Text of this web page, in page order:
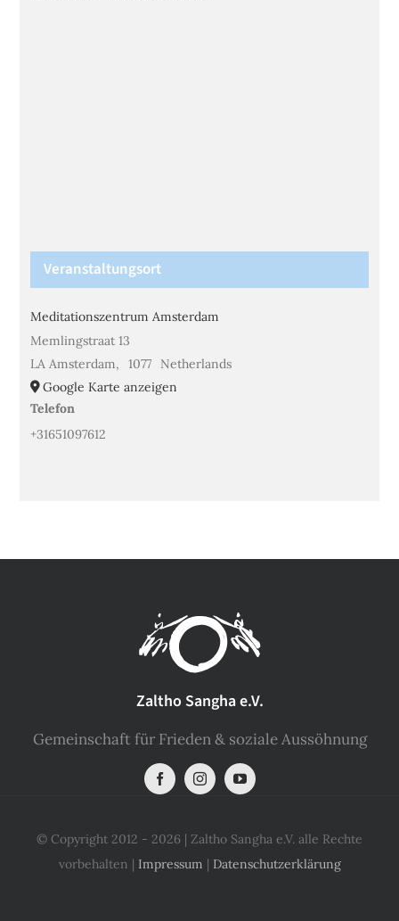
Veranstaltungsort
Meditationszentrum Amsterdam
Memlingstraat 13
LA Amsterdam, 1077
Netherlands
Google Karte anzeigen
Telefon
+31651097612
Zaltho Sangha e.V.
Gemeinschaft für Frieden & soziale Aussöhnung
© Copyright 2012 - 2026 | Zaltho Sangha e.V. alle Rechte
vorbehalten | Impressum | Datenschutzerklärung